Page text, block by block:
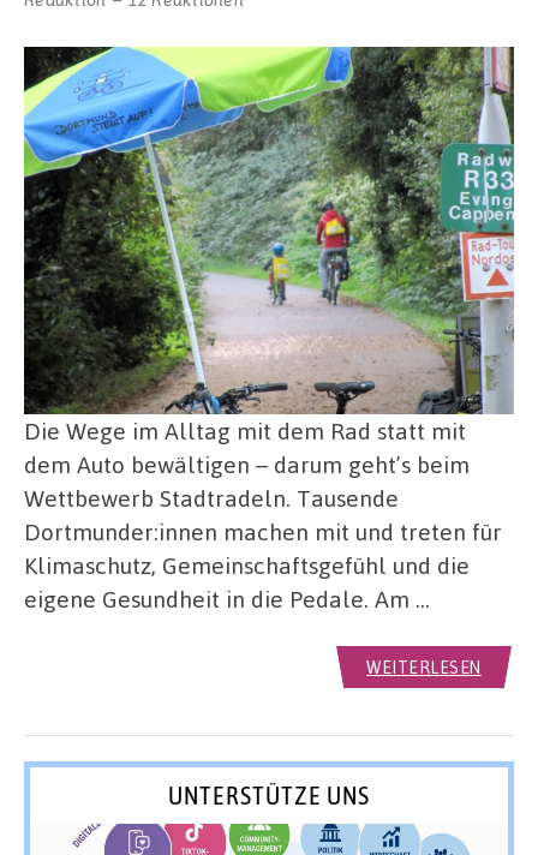
Die Wege im Alltag mit dem Rad statt mit
dem Auto bewältigen – darum geht’s beim
Wettbewerb Stadtradeln. Tausende
Dortmunder:innen machen mit und treten für
Klimaschutz, Gemeinschaftsgefühl und die
eigene Gesundheit in die Pedale. Am …
WEITERLESEN
UNTERSTÜTZE UNS